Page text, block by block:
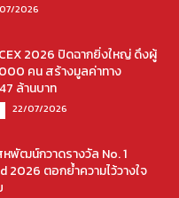
2026
2026 ปิดฉากยิ่งใหญ่ ดึงผู้
คน สร้างมูลค่าทาง
ล้านบาท
22/07/2026
พัฒน์กวาดรางวัล No. 1
2026 ตอกย้ำความไว้วางใจ